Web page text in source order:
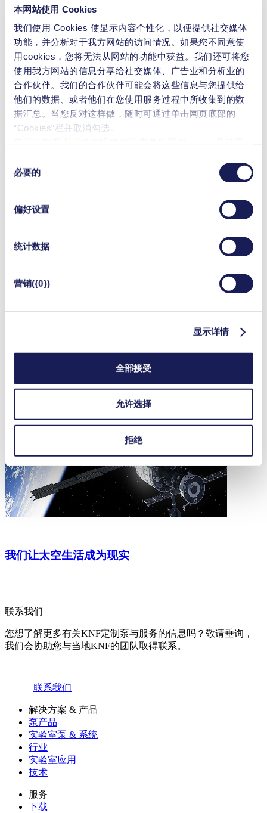
本网站使用 Cookies
我们使用 Cookies 使显示内容个性化，以便提供社交媒体
功能，并分析对于我方网站的访问情况。如果您不同意使
用cookies，您将无法从网站的功能中获益。我们还可将您
使用我方网站的信息分享给社交媒体、广告业和分析业的
合作伙伴。我们的合作伙伴可能会将这些信息与您提供给
他们的数据、或者他们在您使用服务过程中所收集到的数
据汇总。当您反对这样做，随时可通过单击网页底部的
“Cookies”栏并取消勾选。
必要的
偏好设置
统计数据
营销({0})
显示详情
全部接受
允许选择
拒绝
小儿人工体外心脏装置
用于半导体行业的超洁净传输泵和回收泵
我们让太空生活成为现实
联系我们
您想了解更多有关KNF定制泵与服务的信息吗？敬请垂询，
我们会协助您与当地KNF的团队取得联系。
联系我们
解决方案 & 产品
泵产品
实验室泵 & 系统
行业
实验室应用
技术
服务
下载